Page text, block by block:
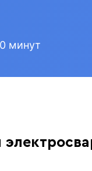
минут